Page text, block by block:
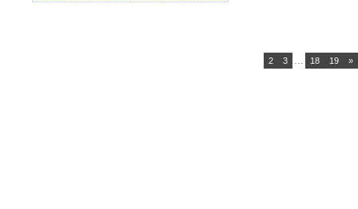
2 3 ... 18 19 »